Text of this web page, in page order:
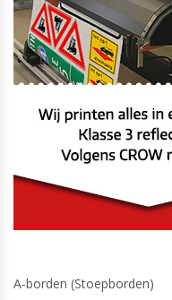
A-borden (Stoepborden)